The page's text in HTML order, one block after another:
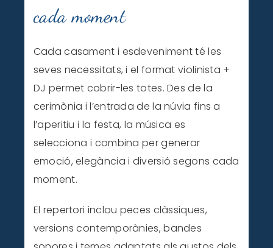
cada moment
Cada casament i esdeveniment té les
seves necessitats, i el format violinista +
DJ permet cobrir-les totes. Des de la
cerimònia i l’entrada de la núvia fins a
l’aperitiu i la festa, la música es
selecciona i combina per generar
emoció, elegància i diversió segons cada
moment.
El repertori inclou peces clàssiques,
versions contemporànies, bandes